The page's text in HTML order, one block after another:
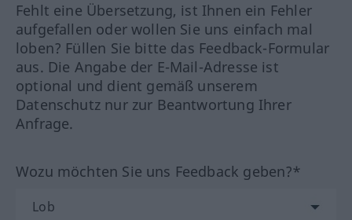
Fehlt eine Übersetzung, ist Ihnen ein Fehler
aufgefallen oder wollen Sie uns einfach mal
loben? Füllen Sie bitte das Feedback-Formular
aus. Die Angabe der E-Mail-Adresse ist
optional und dient gemäß unserem
Datenschutz nur zur Beantwortung Ihrer
Anfrage.
Wozu möchten Sie uns Feedback geben?*